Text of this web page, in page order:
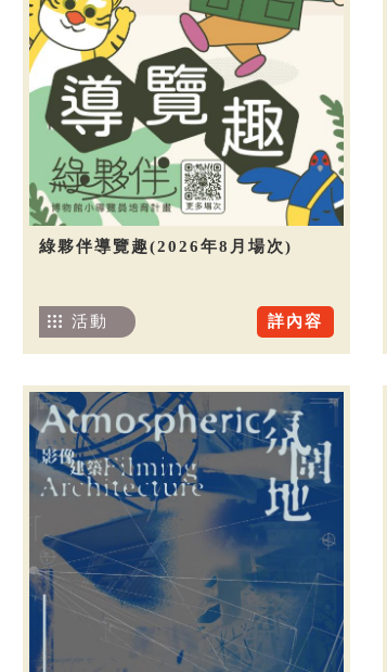
綠夥伴導覽趣(2026年8月場次)
詳內容
活動